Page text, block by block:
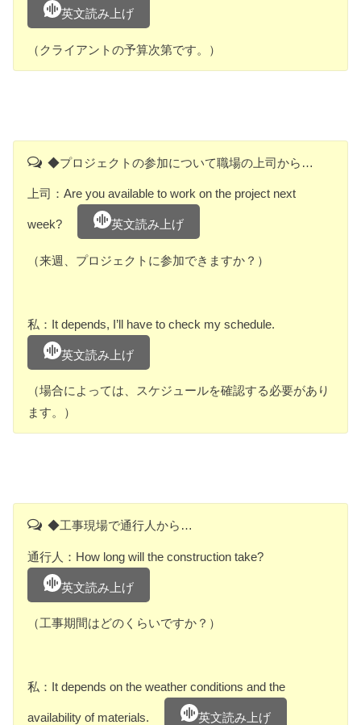
英文読み上げ
（クライアントの予算次第です。）
◆プロジェクトの参加について職場の上司から…
上司：Are you available to work on the project next
week? 英文読み上げ
（来週、プロジェクトに参加できますか？）
私：It depends, I’ll have to check my schedule.
英文読み上げ
（場合によっては、スケジュールを確認する必要があり
ます。）
◆工事現場で通行人から…
通行人：How long will the construction take?
英文読み上げ
（工事期間はどのくらいですか？）
私：It depends on the weather conditions and the
availability of materials. 英文読み上げ